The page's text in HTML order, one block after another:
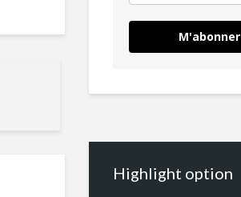
M'abonner
Highlight option